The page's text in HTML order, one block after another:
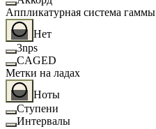
Аппликатурная система гаммы
Нет
3nps
CAGED
Метки на ладах
Ноты
Ступени
Интервалы